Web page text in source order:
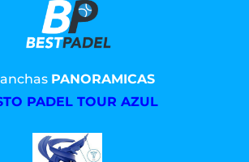
PANORAMICAS
PADEL TOUR AZUL